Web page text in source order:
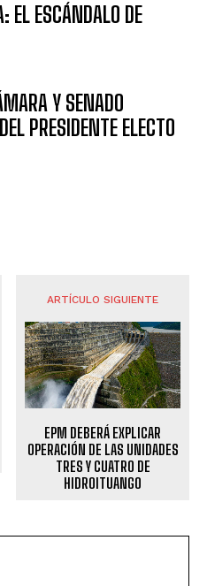
EL ESCÁNDALO DE
Y SENADO
PRESIDENTE ELECTO
ARTÍCULO SIGUIENTE
EPM DEBERÁ EXPLICAR
OPERACIÓN DE LAS UNIDADES
TRES Y CUATRO DE
HIDROITUANGO